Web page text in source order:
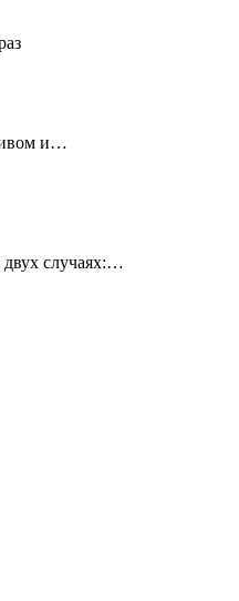
и…
двух случаях:…